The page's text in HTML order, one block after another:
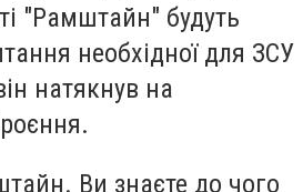
"Рамштайн" будуть
необхідної для ЗСУ
натякнув на
Ви знаєте до чого